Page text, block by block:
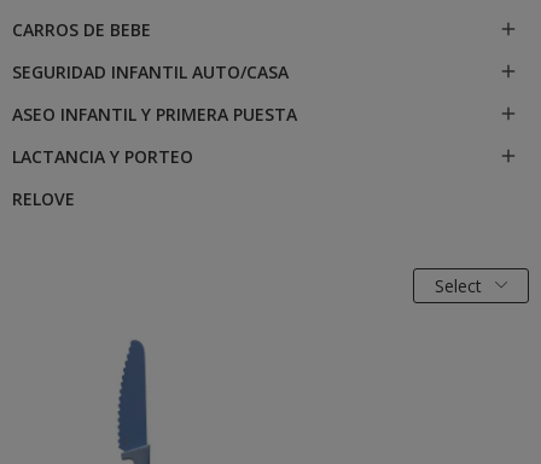
CARROS DE BEBE 
SEGURIDAD INFANTIL AUTO/CASA 
ASEO INFANTIL Y PRIMERA PUESTA 
LACTANCIA Y PORTEO 
RELOVE
Select